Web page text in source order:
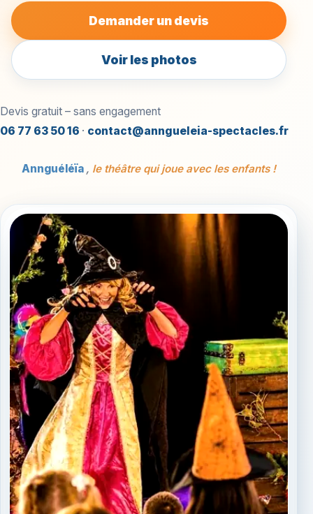
Demander un devis
Voir les photos
Devis gratuit – sans engagement
06 77 63 50 16 · contact@anngueleia-spectacles.fr
Annguéléïa , le théâtre qui joue avec les enfants !